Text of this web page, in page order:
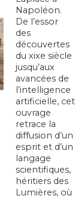
Napoléon.
De l’essor
des
découvertes
du xixe siècle
jusqu’aux
avancées de
l’intelligence
artificielle, cet
ouvrage
retrace la
diffusion d’un
esprit et d’un
langage
scientifiques,
héritiers des
Lumières, où